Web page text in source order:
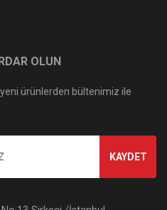
OLUN
ürünlerden bültenimiz ile
KAYDET